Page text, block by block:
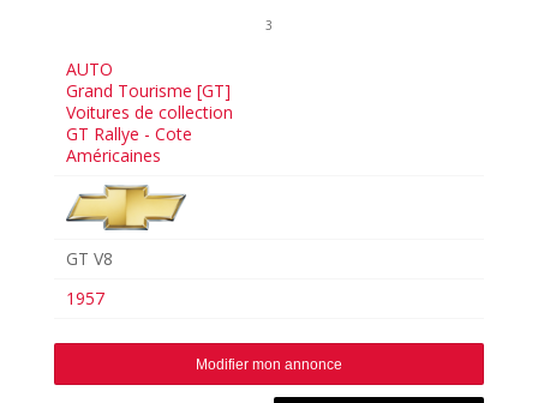
3
AUTO
Grand Tourisme [GT]
Voitures de collection
GT Rallye - Cote
Américaines
GT V8
1957
Modifier mon annonce